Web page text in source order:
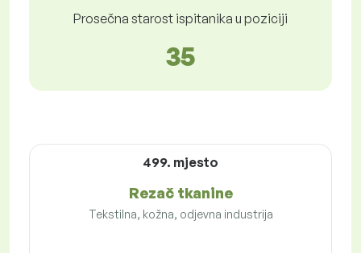
Prosečna starost ispitanika u poziciji
35
499. mjesto
Rezač tkanine
Tekstilna, kožna, odjevna industrija